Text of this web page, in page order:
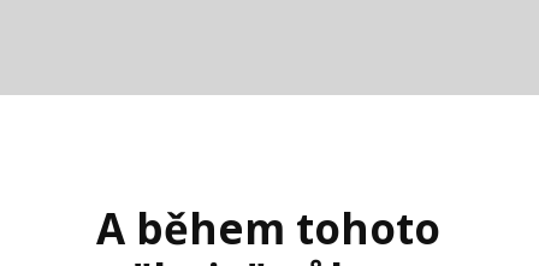
A během tohoto